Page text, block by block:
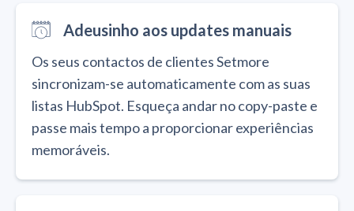
Adeusinho aos updates manuais
Os seus contactos de clientes Setmore
sincronizam-se automaticamente com as suas
listas HubSpot. Esqueça andar no copy-paste e
passe mais tempo a proporcionar experiências
memoráveis.